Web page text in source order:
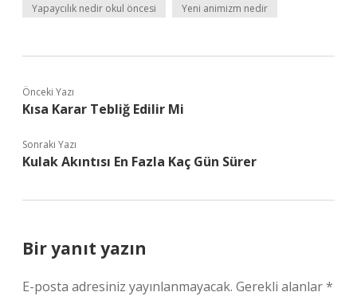
Yapaycılık nedir okul öncesi Yeni animizm nedir
Önceki Yazı
Kısa Karar Tebliğ Edilir Mi
Sonraki Yazı
Kulak Akıntısı En Fazla Kaç Gün Sürer
Bir yanıt yazın
E-posta adresiniz yayınlanmayacak. Gerekli alanlar*